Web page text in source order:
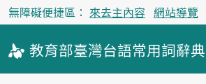
無障礙便捷區： 來去主內容 網站導覽
教育部臺灣台語常用詞辭典